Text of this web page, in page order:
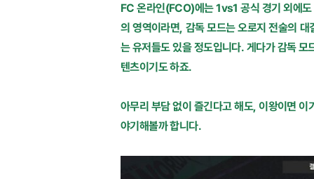
FC 온라인(FCO)에는 1vs1 공식 경기 외에도
의 영역이라면, 감독 모드는 오로지 전술의
는 유저들도 있을 정도입니다. 게다가 감독
텐츠이기도 하죠.
아무리 부담 없이 즐긴다고 해도, 이왕이면
야기해볼까 합니다.